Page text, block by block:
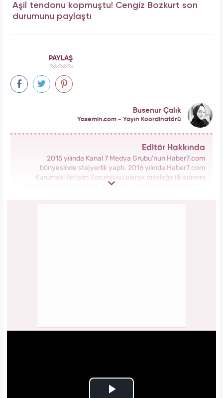
Aşil tendonu kopmuştu! Cengiz Bozkurt son
durumunu paylaştı
PAYLAŞ
Busenur Çalık
Yasemin.com - Yayın Koordinatörü
Editör Hakkında
2015 yılında Kanal 7 Medya Grubu'nun Haber7.com
bünyesinde stajyerlik yaptı. 2016 yılında Haber7.com
Kurumsal İletişim Sorumlusu olarak mesleğe ilk adımını
atarak sonrasında İçerik Editörü ve Sosyal Medya Uzmanı
Kadın Sitesinde önce Haber Editörü sonrasında Haber Şefi